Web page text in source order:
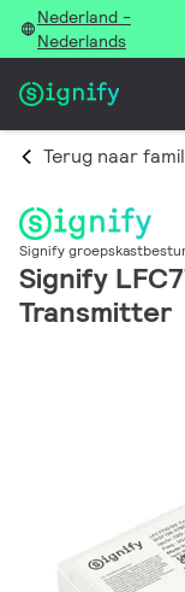
Nederland -
Nederlands
Terug naar
Signify
Signify
Transmitter